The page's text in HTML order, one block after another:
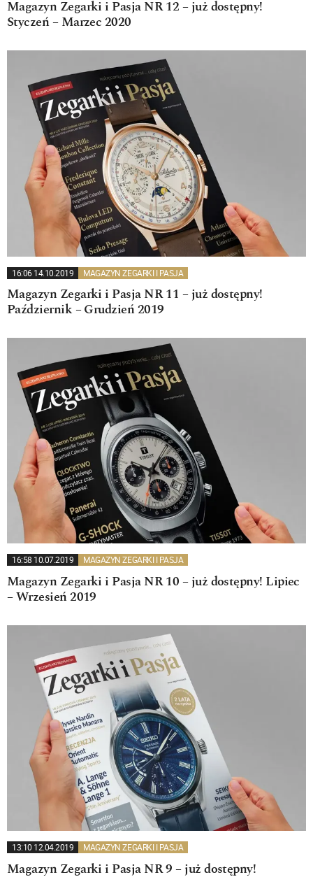
Magazyn Zegarki i Pasja NR 12 – już dostępny!
Styczeń – Marzec 2020
16:06 14.10.2019 MAGAZYN ZEGARKI I PASJA
Magazyn Zegarki i Pasja NR 11 – już dostępny!
Październik – Grudzień 2019
16:58 10.07.2019 MAGAZYN ZEGARKI I PASJA
Magazyn Zegarki i Pasja NR 10 – już dostępny! Lipiec
– Wrzesień 2019
13:10 12.04.2019 MAGAZYN ZEGARKI I PASJA
Magazyn Zegarki i Pasja NR 9 – już dostępny!